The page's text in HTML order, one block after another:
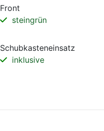
Front
steingrün
Schubkasteneinsatz
inklusive